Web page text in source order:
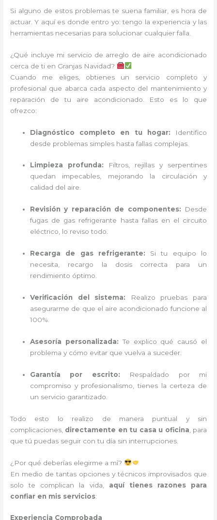
Si alguno de estos problemas te suena familiar, es hora de
actuar. Y aquí es donde entro yo: tengo la experiencia y las
herramientas necesarias para solucionar cualquier falla.
¿Qué incluye mi servicio de arreglo de aire acondicionado
cerca de ti en Granjas Navidad?
Cuando me eliges, obtienes un servicio completo y
profesional que abarca cada aspecto del mantenimiento y
reparación de tu aire acondicionado. Esto es lo que
ofrezco:
Diagnóstico completo en tu hogar: Identifico
desde problemas simples hasta fallas complejas.
Limpieza profunda: Filtros, rejillas y serpentines
quedan impecables, mejorando la circulación y
calidad del aire.
Revisión y reparación de componentes: Desde
fugas de gas refrigerante hasta fallas en el circuito
eléctrico, lo reviso todo.
Recarga de gas refrigerante: Si tu equipo lo
necesita, recargo la dosis correcta para un
rendimiento óptimo.
Verificación del sistema: Realizo pruebas para
asegurarme de que el aire acondicionado funcione al
100%.
Asesoría personalizada: Te explico qué causó el
problema y cómo evitar que vuelva a suceder.
Garantía por escrito: Respaldado por mi
compromiso y profesionalismo, tienes la certeza de
un servicio garantizado.
Todo esto lo realizo de manera puntual y sin
complicaciones, directamente en tu casa u oficina , para
que tú puedas seguir con tu día sin interrupciones.
¿Por qué deberías elegirme a mí?
En medio de tantas opciones y técnicos improvisados que
solo te complican la vida, aquí tienes razones para
confiar en mis servicios:
Experiencia Comprobada